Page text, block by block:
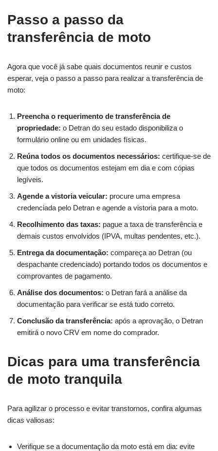
Passo a passo da
transferência de moto
Agora que você já sabe quais documentos reunir e custos
esperar, veja o passo a passo para realizar a transferência de
moto:
Preencha o requerimento de transferência de
propriedade: o Detran do seu estado disponibiliza o
formulário online ou em unidades físicas.
Reúna todos os documentos necessários: certifique-se de
que todos os documentos estejam em dia e com cópias
legíveis.
Agende a vistoria veicular: procure uma empresa
credenciada pelo Detran e agende a vistoria para a moto.
Recolhimento das taxas: pague a taxa de transferência e
demais custos envolvidos (IPVA, multas pendentes, etc.).
Entrega da documentação: compareça ao Detran (ou
despachante credenciado) portando todos os documentos e
comprovantes de pagamento.
Análise dos documentos: o Detran fará a análise da
documentação para verificar se está tudo correto.
Conclusão da transferência: após a aprovação, o Detran
emitirá o novo CRV em nome do comprador.
Dicas para uma transferência
de moto tranquila
Para agilizar o processo e evitar transtornos, confira algumas
dicas valiosas:
Verifique se a documentação da moto está em dia: evite